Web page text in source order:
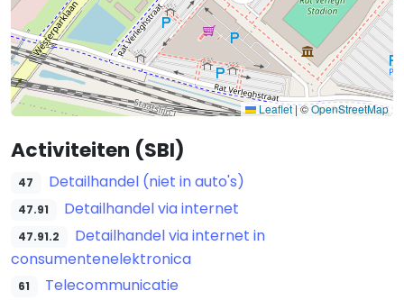
Leaflet|©OpenStreetMap
Activiteiten (SBI)
47 Detailhandel (niet in auto's)
47.91 Detailhandel via internet
47.91.2
Detailhandel via internet in
consumentenelektronica
61 Telecommunicatie